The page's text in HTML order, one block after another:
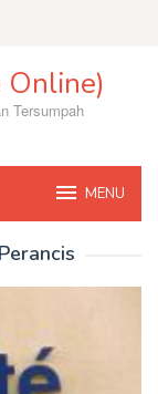
Online)
Tersumpah
MENU